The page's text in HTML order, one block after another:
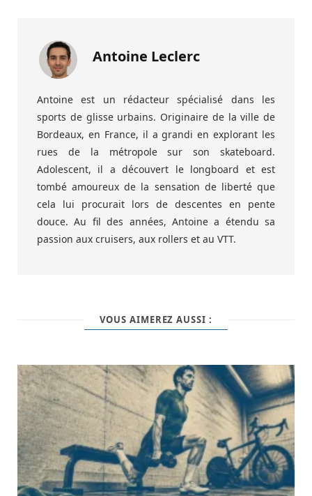
Antoine Leclerc
Antoine est un rédacteur spécialisé dans les
sports de glisse urbains. Originaire de la ville de
Bordeaux, en France, il a grandi en explorant les
rues de la métropole sur son skateboard.
Adolescent, il a découvert le longboard et est
tombé amoureux de la sensation de liberté que
cela lui procurait lors de descentes en pente
douce. Au fil des années, Antoine a étendu sa
passion aux cruisers, aux rollers et au VTT.
VOUS AIMEREZ AUSSI :